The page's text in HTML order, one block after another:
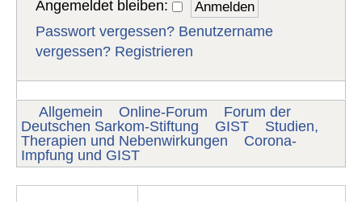
Angemeldet bleiben:
Passwort vergessen? Benutzername
vergessen? Registrieren
Allgemein Online-Forum
Forum der
Deutschen Sarkom-Stiftung
GIST
Studien,
Therapien und Nebenwirkungen
Corona-
Impfung und GIST